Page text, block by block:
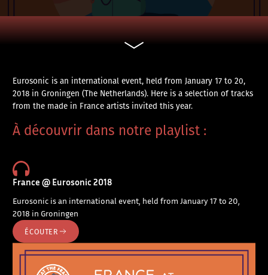
Eurosonic is an international event, held from January 17 to 20,
2018 in Groningen (The Netherlands). Here is a selection of tracks
from the made in France artists invited this year.
À découvrir dans notre playlist :
France @ Eurosonic 2018
Eurosonic is an international event, held from January 17 to 20,
2018 in Groningen
ÉCOUTER